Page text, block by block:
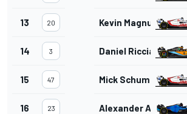
13 20 Kevin Magnussen
14 3 Daniel Ricciardo
15 47 Mick Schumacher
16 23 Alexander Albon